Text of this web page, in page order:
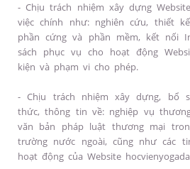
- Chịu trách nhiệm xây dựng
việc chính như: nghiên cứu, thiết
phần cứng và phần mềm, kết nối
sách phục vụ cho hoạt động
kiện và phạm vi cho phép.
- Chịu trách nhiệm xây dựng, bổ
thức, thông tin về: nghiệp vụ
văn bản pháp luật thương mại
trường nước ngoài, cũng như các
hoạt động của Website